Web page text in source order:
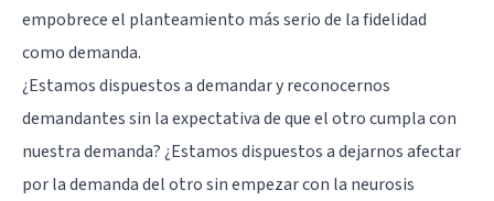
empobrece el planteamiento más serio de la fidelidad
como demanda.
¿Estamos dispuestos a demandar y reconocernos
demandantes sin la expectativa de que el otro cumpla con
nuestra demanda? ¿Estamos dispuestos a dejarnos afectar
por la demanda del otro sin empezar con la neurosis